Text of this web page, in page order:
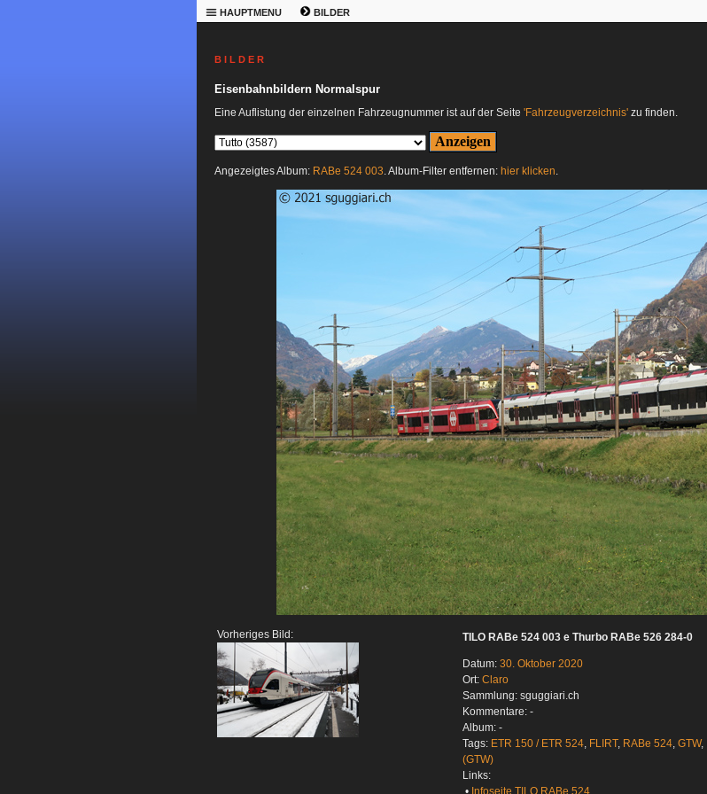
HAUPTMENU BILDER
B I L D E R
Eisenbahnbildern Normalspur
Eine Auflistung der einzelnen Fahrzeugnummer ist auf der Seite 'Fahrzeugverzeichnis' zu finden.
Angezeigtes Album: RABe 524 003. Album-Filter entfernen: hier klicken.
Vorheriges Bild: TILO RABe 524 003 e Thurbo RABe 526 284-0
Datum: 30. Oktober 2020
Ort: Claro
Sammlung: sguggiari.ch
Kommentare: -
Album: -
Tags: ETR 150 / ETR 524, FLIRT, RABe 524, GTW,
(GTW)
Links: